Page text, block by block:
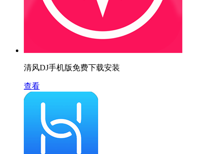
清风DJ手机版免费下载安装
查看